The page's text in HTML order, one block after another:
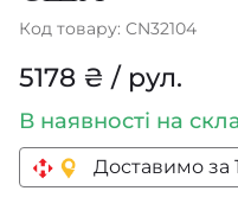
Код товару: CN32104
5178 ₴ / рул.
В наявності на
Доставимо за